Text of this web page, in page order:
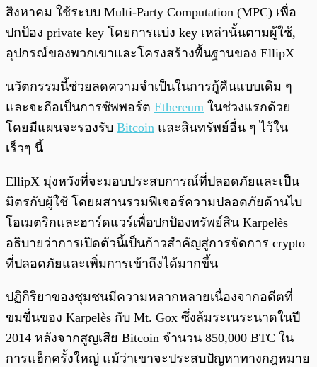
สิงหาคม ใช้ระบบ Multi-Party Computation (MPC) เพื่อ
ปกป้อง private key โดยการแบ่ง key เหล่านั้นตามผู้ใช้,
อุปกรณ์ของพวกเขาและโครงสร้างพื้นฐานของ EllipX
นวัตกรรมนี้ช่วยลดความจำเป็นในการกู้คืนแบบเดิม ๆ
และจะถือเป็นการซัพพอร์ต Ethereum ในช่วงแรกด้วย
โดยมีแผนจะรองรับ Bitcoin และสินทรัพย์อื่น ๆ ไว้ใน
เร็วๆ นี้
EllipX มุ่งหวังที่จะมอบประสบการณ์ที่ปลอดภัยและเป็น
มิตรกับผู้ใช้ โดยผสานรวมฟีเจอร์ความปลอดภัยด้านไบ
โอเมตริกและฮาร์ดแวร์เพื่อปกป้องทรัพย์สิน Karpelès
อธิบายว่าการเปิดตัวนี้เป็นก้าวสำคัญสู่การจัดการ crypto
ที่ปลอดภัยและเพิ่มการเข้าถึงได้มากขึ้น
ปฏิกิริยาของชุมชนมีความหลากหลายเนื่องจากอดีตที่
ขมขื่นของ Karpelès กับ Mt. Gox ซึ่งล้มระเนระนาดในปี
2014 หลังจากสูญเสีย Bitcoin จำนวน 850,000 BTC ใน
การแฮ็กครั้งใหญ่ แม้ว่าเขาจะประสบปัญหาทางกฎหมาย